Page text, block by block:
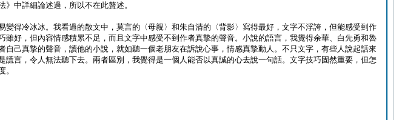
中詳細論述過，所以不在此贅述。
得冷冰冰。我看過的散文中，莫言的〈母親〉和朱自清的〈背影〉寫得最好，文字不浮誇，但能感受到作
好，但內容情感積累不足，而且文字中感受不到作者真摯的聲音。小說的語言，我覺得余華、白先勇和魯
己真摯的聲音，讀他的小說，就如聽一個老朋友在訴說心事，情感真摯動人。不只文字，有些人說起話來
言，令人無法聽下去。兩者區別，我覺得是一個人能否以真誠的心去說一句話。文字技巧固然重要，但怎
。